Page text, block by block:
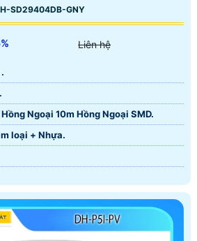
SD29404DB-GNY
Liên hệ
Hồng Ngoại 10m Hồng Ngoại SMD.
loại + Nhựa.